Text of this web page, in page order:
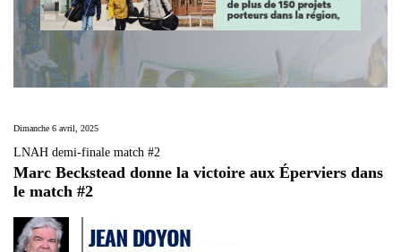
Dimanche 6 avril, 2025
LNAH demi-finale match #2
Marc Beckstead donne la victoire aux Éperviers dans
le match #2